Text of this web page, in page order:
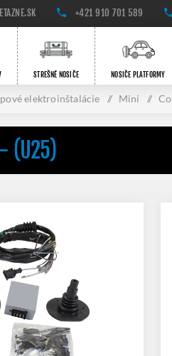
+421 910 701 589
STREŠNÉ NOSIČE NOSIČE PLATFORMY
elektroinštalácie / Mini /
(U25)